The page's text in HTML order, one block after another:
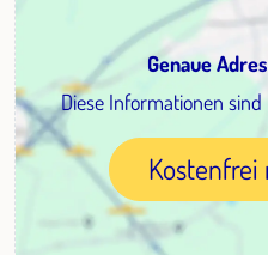
Genaue
Diese Informationen
Kostenfrei